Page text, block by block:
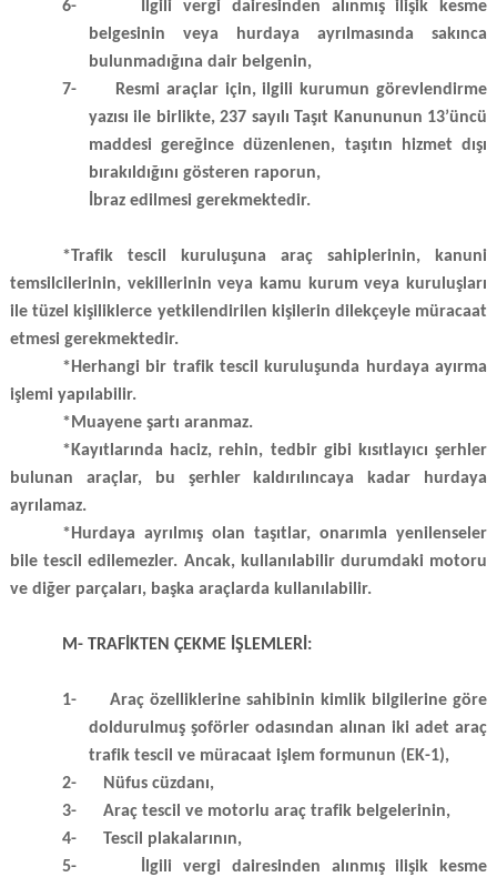
6-
İlgili vergi dairesinden alınmış ilişik kesme
belgesinin veya hurdaya ayrılmasında sakınca
bulunmadığına dair belgenin,
7-
Resmi araçlar için, ilgili kurumun görevlendirme
yazısı ile birlikte, 237 sayılı Taşıt Kanununun 13’üncü
maddesi gereğince düzenlenen, taşıtın hizmet dışı
bırakıldığını gösteren raporun,
İbraz edilmesi gerekmektedir.
*Trafik tescil kuruluşuna araç sahiplerinin, kanuni
temsilcilerinin, vekillerinin veya kamu kurum veya kuruluşları
ile tüzel kişiliklerce yetkilendirilen kişilerin dilekçeyle müracaat
etmesi gerekmektedir.
*Herhangi bir trafik tescil kuruluşunda hurdaya ayırma
işlemi yapılabilir.
*Muayene şartı aranmaz.
*Kayıtlarında haciz, rehin, tedbir gibi kısıtlayıcı şerhler
bulunan araçlar, bu şerhler kaldırılıncaya kadar hurdaya
ayrılamaz.
*Hurdaya ayrılmış olan taşıtlar, onarımla yenilenseler
bile tescil edilemezler. Ancak, kullanılabilir durumdaki motoru
ve diğer parçaları, başka araçlarda kullanılabilir.
M- TRAFİKTEN ÇEKME İŞLEMLERİ:
1-
Araç özelliklerine sahibinin kimlik bilgilerine göre
doldurulmuş şoförler odasından alınan iki adet araç
trafik tescil ve müracaat işlem formunun (EK-1),
2-
Nüfus cüzdanı,
3-
Araç tescil ve motorlu araç trafik belgelerinin,
4-
Tescil plakalarının,
5-
İlgili vergi dairesinden alınmış ilişik kesme